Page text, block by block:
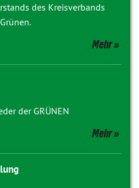
des Kreisverbands
Mehr
der GRÜNEN
Mehr